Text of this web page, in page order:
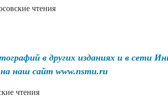
чтения
в других изданиях и в сети
на наш сайт www.nsmu.ru
чтения